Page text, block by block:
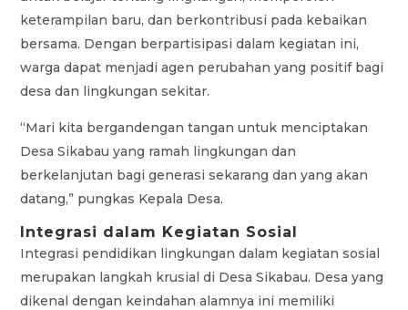
keterampilan baru, dan berkontribusi pada kebaikan
bersama. Dengan berpartisipasi dalam kegiatan ini,
warga dapat menjadi agen perubahan yang positif bagi
desa dan lingkungan sekitar.
“Mari kita bergandengan tangan untuk menciptakan
Desa Sikabau yang ramah lingkungan dan
berkelanjutan bagi generasi sekarang dan yang akan
datang,” pungkas Kepala Desa.
Integrasi dalam Kegiatan Sosial
Integrasi pendidikan lingkungan dalam kegiatan sosial
merupakan langkah krusial di Desa Sikabau. Desa yang
dikenal dengan keindahan alamnya ini memiliki